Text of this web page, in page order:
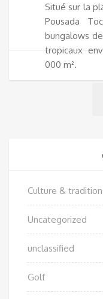
Situé sur la
Pousada
bungalows
tropicaux
000 m².
Culture &
Uncategorized
unclassified
Golf